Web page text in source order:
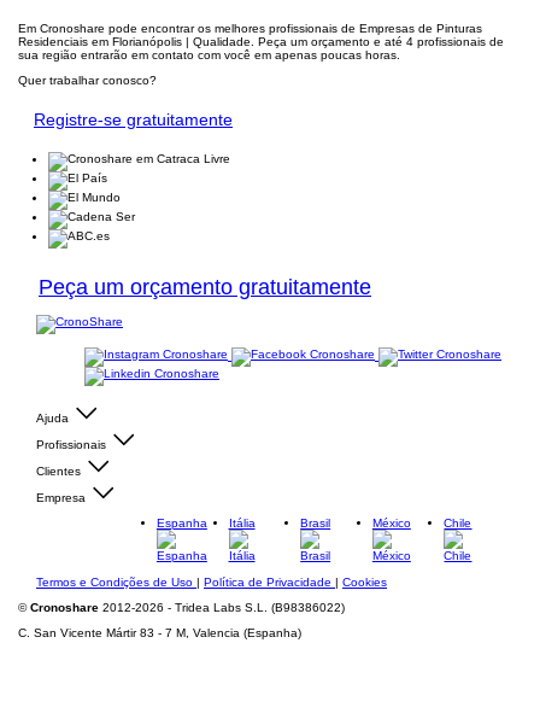
Em Cronoshare pode encontrar os melhores profissionais de Empresas de Pinturas
Residenciais em Florianópolis | Qualidade. Peça um orçamento e até 4 profissionais de
sua região entrarão em contato com você em apenas poucas horas.
Quer trabalhar conosco?
Registre-se gratuitamente
Peça um orçamento gratuitamente
Ajuda
Profissionais
Clientes
Empresa
Espanha
Itália Brasil México Chile
Termos e Condições de Uso | Política de Privacidade | Cookies
©Cronoshare 2012-2026 - Tridea Labs S.L. (B98386022)
C. San Vicente Mártir 83 - 7 M, Valencia (Espanha)